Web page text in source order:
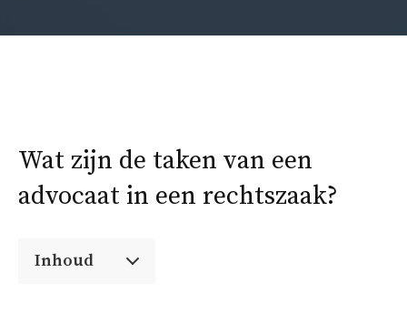
Wat zijn de taken van een
advocaat in een rechtszaak?
Inhoud